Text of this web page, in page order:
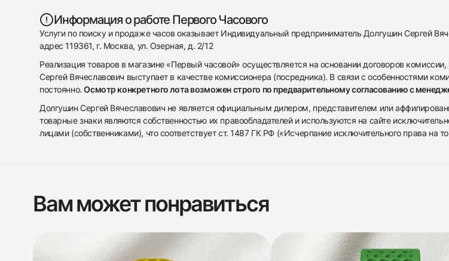
Информация о работе Первого Часового
Услуги по поиску и продаже часов оказывает Индивидуальный предприниматель Долгушин Сергей
адрес 119361, г. Москва, ул. Озерная, д. 2/12
Реализация товаров в магазине «Первый часовой» осуществляется на основании договоров
Сергей Вячеславович выступает в качестве комиссионера (посредника). В связи с особенностями
постоянно.Осмотр конкретного лота возможен строго по предварительному согласованию с
Долгушин Сергей Вячеславович не является официальным дилером, представителем или
товарные знаки являются собственностью их правообладателей и используются на сайте
лицами (собственниками), что соответствует ст. 1487 ГК РФ («Исчерпание исключительного права на
Вам может понравиться